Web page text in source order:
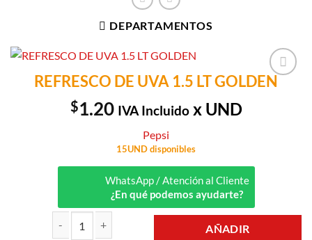
DEPARTAMENTOS
Añadir a
REFRESCO DE UVA 1.5 LT GOLDEN
$1.20 IVA Incluidox UND
Pepsi
15UND disponibles
WhatsApp / Atención al Cliente
¿En qué podemos ayudarte?
AÑADIR